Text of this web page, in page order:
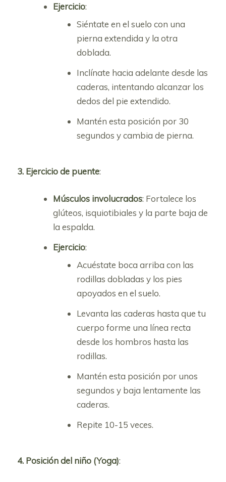
Ejercicio:
Siéntate en el suelo con una
pierna extendida y la otra
doblada.
Inclínate hacia adelante desde las
caderas, intentando alcanzar los
dedos del pie extendido.
Mantén esta posición por 30
segundos y cambia de pierna.
3. Ejercicio de puente:
Músculos involucrados: Fortalece los
glúteos, isquiotibiales y la parte baja de
la espalda.
Ejercicio:
Acuéstate boca arriba con las
rodillas dobladas y los pies
apoyados en el suelo.
Levanta las caderas hasta que tu
cuerpo forme una línea recta
desde los hombros hasta las
rodillas.
Mantén esta posición por unos
segundos y baja lentamente las
caderas.
Repite 10-15 veces.
4. Posición del niño (Yoga):